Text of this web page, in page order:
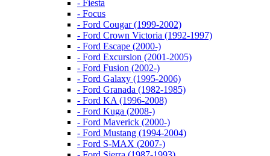
- Fiesta
- Focus
- Ford Cougar (1999-2002)
- Ford Crown Victoria (1992-1997)
- Ford Escape (2000-)
- Ford Excursion (2001-2005)
- Ford Fusion (2002-)
- Ford Galaxy (1995-2006)
- Ford Granada (1982-1985)
- Ford KA (1996-2008)
- Ford Kuga (2008-)
- Ford Maverick (2000-)
- Ford Mustang (1994-2004)
- Ford S-MAX (2007-)